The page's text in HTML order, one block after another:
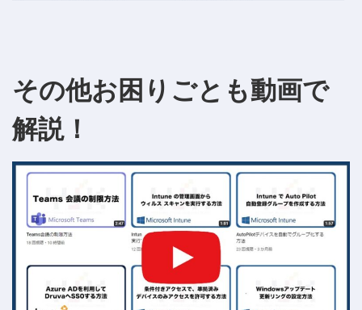
その他お困りごとも動画で
解説！